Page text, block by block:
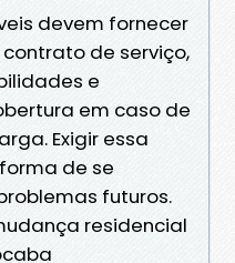
devem fornecer
de serviço,
e
em caso de
Exigir essa
de se
futuros.
residencial